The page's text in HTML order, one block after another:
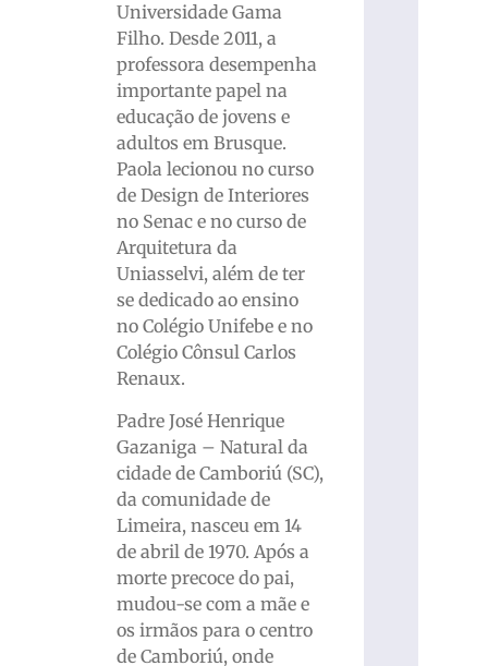
Universidade Gama
Filho. Desde 2011, a
professora desempenha
importante papel na
educação de jovens e
adultos em Brusque.
Paola lecionou no curso
de Design de Interiores
no Senac e no curso de
Arquitetura da
Uniasselvi, além de ter
se dedicado ao ensino
no Colégio Unifebe e no
Colégio Cônsul Carlos
Renaux.
Padre José Henrique
Gazaniga – Natural da
cidade de Camboriú (SC),
da comunidade de
Limeira, nasceu em 14
de abril de 1970. Após a
morte precoce do pai,
mudou-se com a mãe e
os irmãos para o centro
de Camboriú, onde